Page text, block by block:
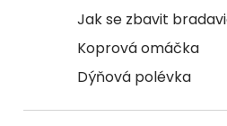
Jak se zbavit
Koprová omáčka
Dýňová polévka